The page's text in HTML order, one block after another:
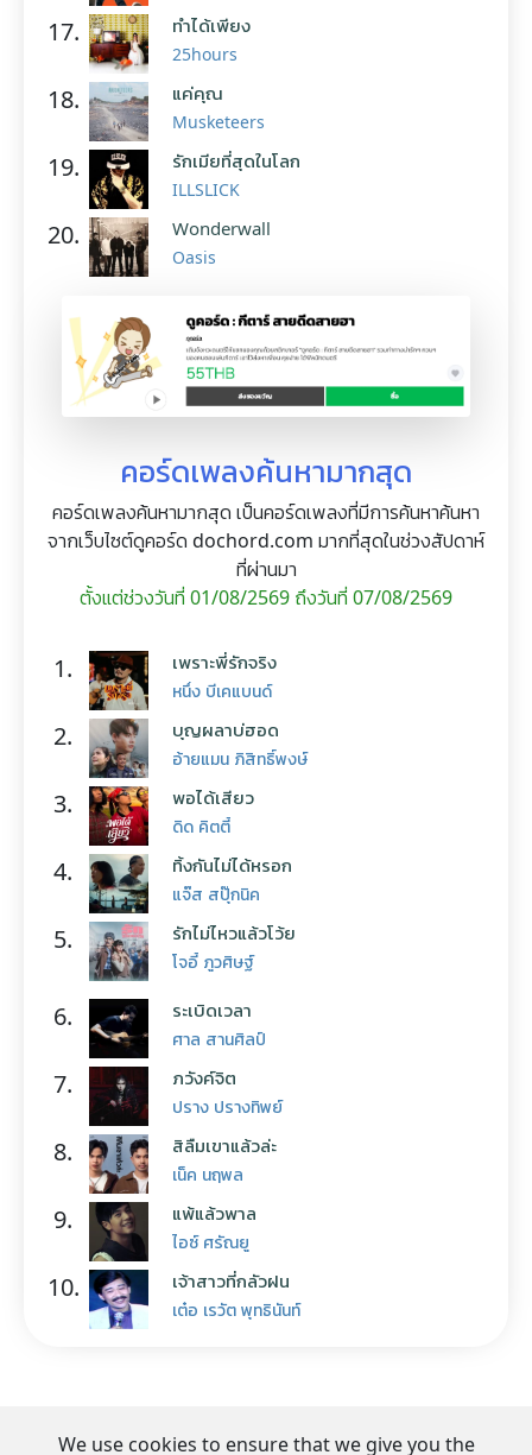
17. ทำได้เพียง
25hours
18. แค่คุณ
Musketeers
19. รักเมียที่สุดในโลก
ILLSLICK
20. Wonderwall
Oasis
คอร์ดเพลงค้นหามากสุด
คอร์ดเพลงค้นหามากสุด เป็นคอร์ดเพลงที่มีการค้นหาค้นหา
จากเว็บไซต์ดูคอร์ด dochord.com มากที่สุดในช่วงสัปดาห์
ที่ผ่านมา
ตั้งแต่ช่วงวันที่ 01/08/2569 ถึงวันที่ 07/08/2569
1. เพราะพี่รักจริง
หนึ่ง บีเคแบนด์
2. บุญผลาบ่ฮอด
อ้ายแมน ภิสิทธิ์พงษ์
3. พอได้เสียว
ดิด คิตตี้
4. ทิ้งกันไม่ได้หรอก
แจ๊ส สปุ๊กนิค
5. รักไม่ไหวแล้วโว้ย
โจอี้ ภูวศิษฐ์
6. ระเบิดเวลา
ศาล สานศิลป์
7. ภวังค์จิต
ปราง ปรางทิพย์
8. สิลืมเขาแล้วล่ะ
เน็ค นฤพล
9. แพ้แล้วพาล
ไอซ์ ศรัณยู
10. เจ้าสาวที่กลัวฝน
เต๋อ เรวัต พุทธินันท์
We use cookies to ensure that we give you the